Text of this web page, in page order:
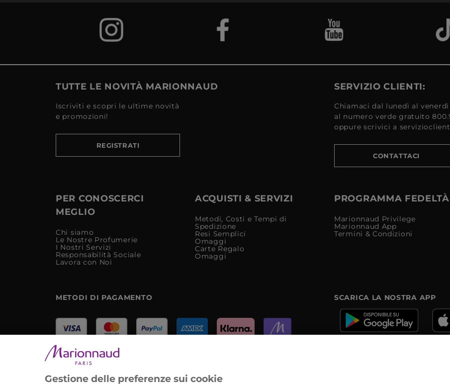
TUTTE LE NOVITÀ MARIONNAUD
Iscriviti e scopri le ultime novità
e promozioni!
REGISTRATI
SERVIZIO CLIENTI:
Chiamaci dal lunedì al venerdì
al numero verde gratuito
oppure scrivici a
CONTATTACI
PER CONOSCERCI
MEGLIO
Chi siamo
Le Nostre Profumerie
I Nostri Servizi
Responsabilità Sociale
Lavora con Noi
ACQUISTI & SERVIZI
Metodi, Costi e Tempi di
Spedizione
Resi Semplici
Omaggi
Carte Regalo
Omaggi
PROGRAMMA FEDELTÀ
Marionnaud Privilege
Marionnaud App
Termini & Condizioni
METODI DI PAGAMENTO
Marionnaud Parfumeries Italia S.r.l.
Largo Fiera Milano 5, 20017 Rho (MI)
REA Milano 1650024 con P.IVA 13425220152.
SCARICA LA NOSTRA APP
Gestione delle preferenze sui cookie